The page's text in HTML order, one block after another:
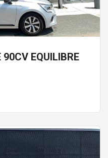
90CV EQUILIBRE